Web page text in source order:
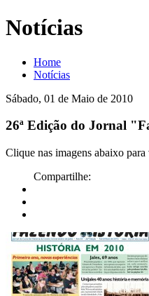
Notícias
Home
Notícias
Sábado, 01 de Maio de 2010
26ª Edição do Jornal
Clique nas imagens abaixo
Compartilhe: